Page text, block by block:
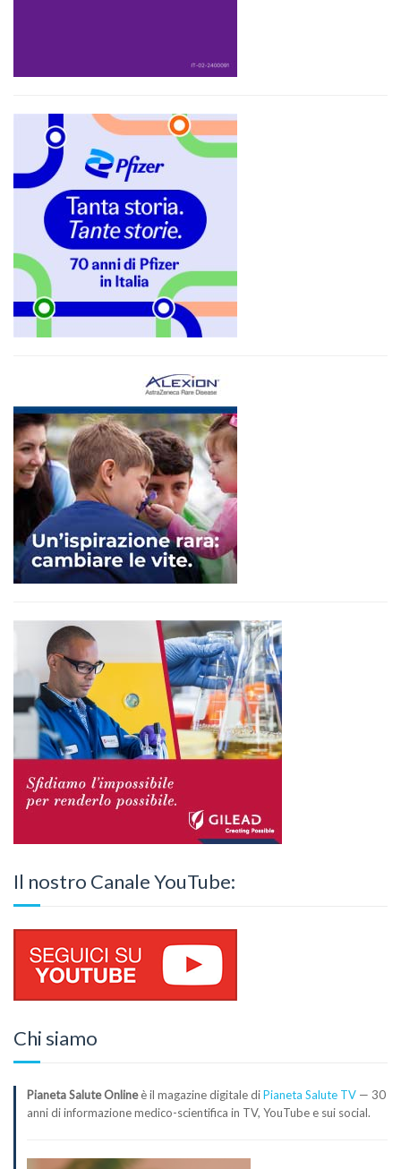
Il nostro Canale YouTube:
Chi siamo
Pianeta Salute Onlineè il magazine digitale diPianeta Salute TV — 30
anni di informazione medico-scientifica in TV, YouTube e sui social.